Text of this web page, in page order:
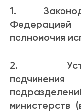
1.
полномочия
2.
министерств